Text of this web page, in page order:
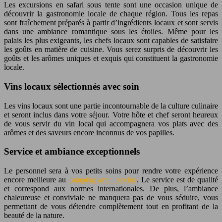
Les excursions en safari sous tente sont une occasion unique de
découvrir la gastronomie locale de chaque région. Tous les repas
sont fraîchement préparés à partir d’ingrédients locaux et sont servis
dans une ambiance romantique sous les étoiles. Même pour les
palais les plus exigeants, les chefs locaux sont capables de satisfaire
les goûts en matière de cuisine. Vous serez surpris de découvrir les
goûts et les arômes uniques et exquis qui constituent la gastronomie
locale.
Vins locaux sélectionnés avec soin
Les vins locaux sont une partie incontournable de la culture culinaire
et seront inclus dans votre séjour. Votre hôte et chef seront heureux
de vous servir du vin local qui accompagnera vos plats avec des
arômes et des saveurs encore inconnus de vos papilles.
Service et ambiance exceptionnels
Le personnel sera à vos petits soins pour rendre votre expérience
encore meilleure aucamping avec piscine. Le service est de qualité
et correspond aux normes internationales. De plus, l’ambiance
chaleureuse et conviviale ne manquera pas de vous séduire, vous
permettant de vous détendre complètement tout en profitant de la
beauté de la nature.